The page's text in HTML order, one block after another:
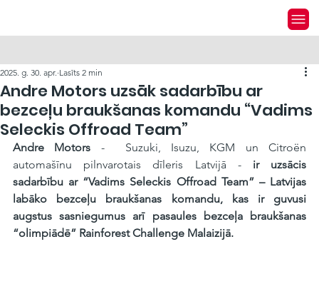
Andre Motors uzsāk sadarbību ar
bezceļu braukšanas komandu “Vadims
Seleckis Offroad Team”
2025. g. 30. apr. Lasīts 2 min
Andre Motors -  Suzuki, Isuzu, KGM un Citroën
automašīnu pilnvarotais dīleris Latvijā - ir uzsācis
sadarbību ar “Vadims Seleckis Offroad Team” – Latvijas
labāko bezceļu braukšanas komandu, kas ir guvusi
augstus sasniegumus arī pasaules bezceļa braukšanas
“olimpiādē” Rainforest Challenge Malaizijā.